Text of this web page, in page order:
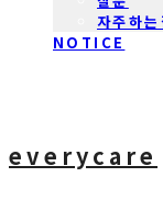
자주하는
NOTICE
everycare